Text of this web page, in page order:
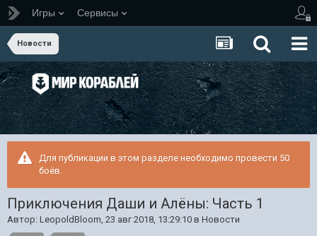
Игры Сервисы
Новости
Для публикации в этом разделе необходимо провести 50
боёв.
Приключения Даши и Алёны: Часть 1
Автор: LeopoldBloom, 23 авг 2018, 13:29:10 в Новости